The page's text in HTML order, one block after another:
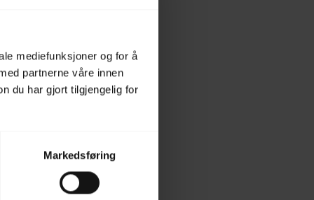
mediefunksjoner og for å
partnerne våre innen
du har gjort tilgjengelig for
Markedsføring